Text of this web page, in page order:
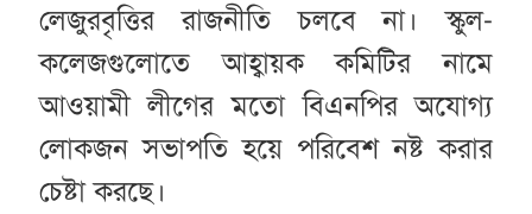
লেজুরবৃত্তির রাজনীতি চলবে না। স্কুল-
কলেজগুলোতে আহ্বায়ক কমিটির নামে
আওয়ামী লীগের মতো বিএনপির অযোগ্য
লোকজন সভাপতি হয়ে পরিবেশ নষ্ট করার
চেষ্টা করছে।